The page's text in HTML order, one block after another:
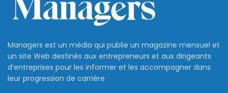
Managers est un média qui publie un magazine mensuel et
un site Web destinés aux entrepreneurs et aux dirigeants
d’entreprises pour les informer et les accompagner dans
leur progression de carrière